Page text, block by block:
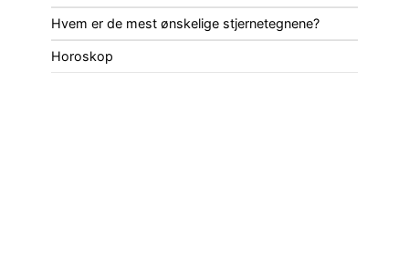
Hvem er de mest ønskelige stjernetegnene?
Horoskop